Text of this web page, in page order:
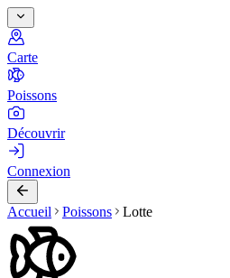
Carte
Poissons
Découvrir
Connexion
Accueil Poissons Lotte